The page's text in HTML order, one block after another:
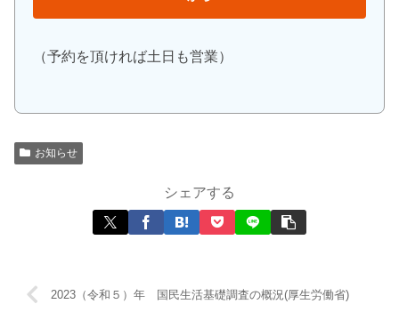
（予約を頂ければ土日も営業）
お知らせ
シェアする
2023（令和５）年 国民生活基礎調査の概況(厚生労働省)